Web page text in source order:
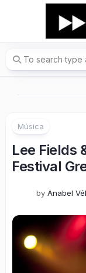
Música
Lee Fields
Festival
by Anabel